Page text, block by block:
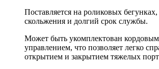
Поставляется на роликовых бегунках,
скольжения и долгий срок службы.
Может быть укомплектован
управлением, что позволяет легко
открытием и закрытием тяжелых